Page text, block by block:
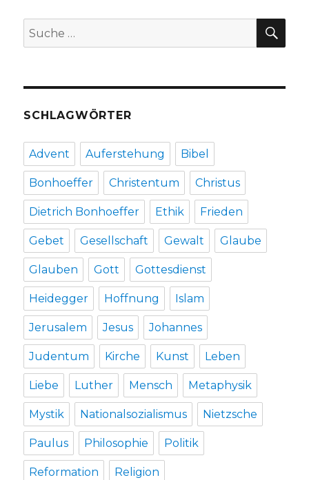
Werl
Suche
nach:
SCHLAGWÖRTER
Advent Auferstehung Bibel
Bonhoeffer Christentum Christus
Dietrich Bonhoeffer Ethik Frieden
Gebet Gesellschaft Gewalt Glaube
Glauben Gott Gottesdienst
Heidegger Hoffnung Islam
Jerusalem Jesus Johannes
Judentum Kirche Kunst Leben
Liebe Luther Mensch Metaphysik
Mystik Nationalsozialismus Nietzsche
Paulus Philosophie Politik
Reformation Religion